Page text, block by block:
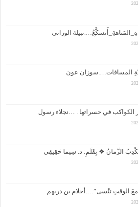
الوزاني
المسافات….سوزان عون
الكواكب في حسراتها . …نجلاء رسول
الزَّمانُ ❖ بِقَلَمِ: د. سِيما حَقِيقِي
الوقتِ تنْسى”….أحلام بن دريهم